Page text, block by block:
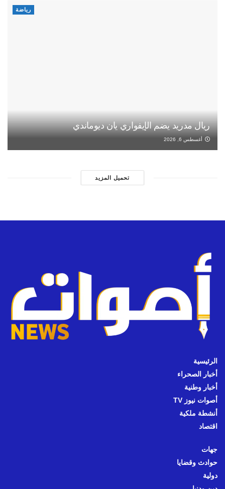
رياضة
ريال مدريد يضم الإيفواري يان ديوماندي
أغسطس 6, 2026
تحميل المزيد
الرئيسية
أخبار الصحراء
أخبار وطنية
أصوات نيوز TV
أنشطة ملكية
اقتصاد
جهات
حوادث وقضايا
دولية